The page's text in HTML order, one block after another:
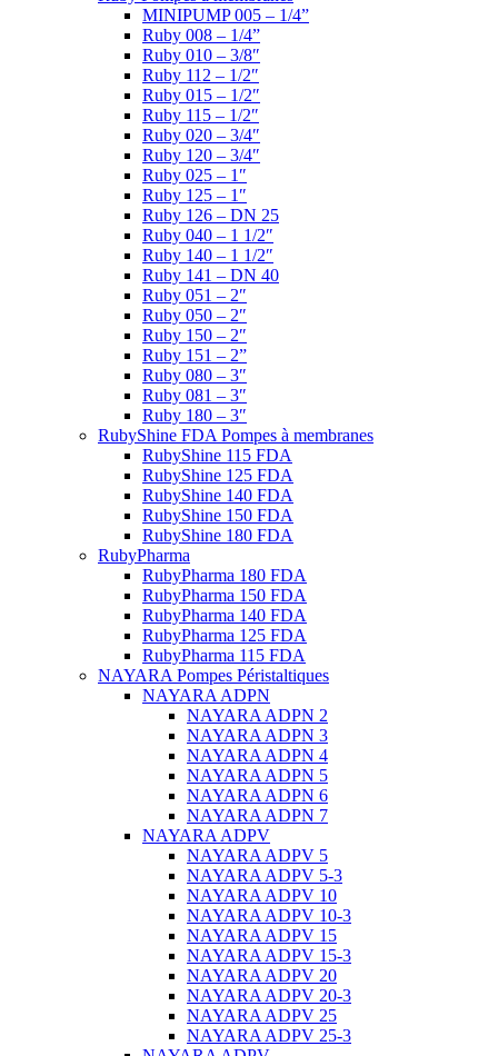
MINIPUMP 005 – 1/4”
Ruby 008 – 1/4”
Ruby 010 – 3/8″
Ruby 112 – 1/2″
Ruby 015 – 1/2″
Ruby 115 – 1/2″
Ruby 020 – 3/4″
Ruby 120 – 3/4″
Ruby 025 – 1″
Ruby 125 – 1″
Ruby 126 – DN 25
Ruby 040 – 1 1/2″
Ruby 140 – 1 1/2″
Ruby 141 – DN 40
Ruby 051 – 2″
Ruby 050 – 2″
Ruby 150 – 2″
Ruby 151 – 2”
Ruby 080 – 3″
Ruby 081 – 3″
Ruby 180 – 3″
RubyShine FDA Pompes à membranes
RubyShine 115 FDA
RubyShine 125 FDA
RubyShine 140 FDA
RubyShine 150 FDA
RubyShine 180 FDA
RubyPharma
RubyPharma 180 FDA
RubyPharma 150 FDA
RubyPharma 140 FDA
RubyPharma 125 FDA
RubyPharma 115 FDA
NAYARA Pompes Péristaltiques
NAYARA ADPN
NAYARA ADPN 2
NAYARA ADPN 3
NAYARA ADPN 4
NAYARA ADPN 5
NAYARA ADPN 6
NAYARA ADPN 7
NAYARA ADPV
NAYARA ADPV 5
NAYARA ADPV 5-3
NAYARA ADPV 10
NAYARA ADPV 10-3
NAYARA ADPV 15
NAYARA ADPV 15-3
NAYARA ADPV 20
NAYARA ADPV 20-3
NAYARA ADPV 25
NAYARA ADPV 25-3